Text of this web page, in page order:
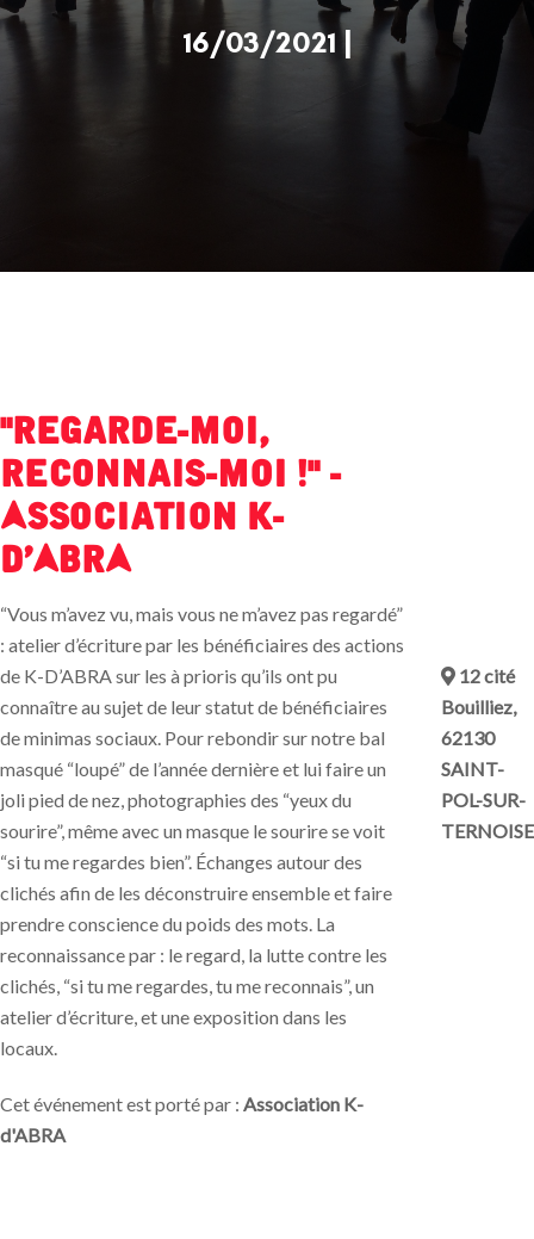
16/03/2021 |
"Regarde-moi,
reconnais-moi !" -
Association K-
d'ABRA
“Vous m’avez vu, mais vous ne m’avez pas regardé”
: atelier d’écriture par les bénéficiaires des actions
de K-D’ABRA sur les à prioris qu’ils ont pu
connaître au sujet de leur statut de bénéficiaires
de minimas sociaux. Pour rebondir sur notre bal
masqué “loupé” de l’année dernière et lui faire un
joli pied de nez, photographies des “yeux du
sourire”, même avec un masque le sourire se voit
“si tu me regardes bien”. Échanges autour des
clichés afin de les déconstruire ensemble et faire
prendre conscience du poids des mots. La
reconnaissance par : le regard, la lutte contre les
clichés, “si tu me regardes, tu me reconnais”, un
atelier d’écriture, et une exposition dans les
locaux.
Cet événement est porté par : Association K-
d'ABRA
12 cité
Bouilliez,
62130
SAINT-
POL-SUR-
TERNOISE